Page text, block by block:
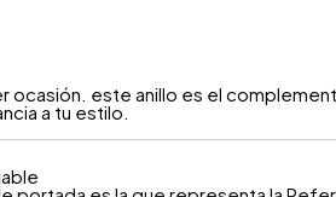
ocasión. este anillo es el
a tu estilo.